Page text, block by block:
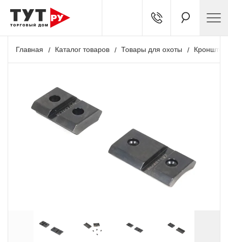
Главная Каталог товаров Товары для охоты
Акция